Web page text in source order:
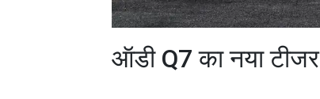
ऑडी Q7 का नया टीजर